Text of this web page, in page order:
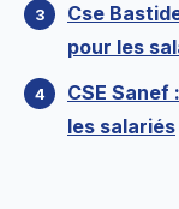
Cse
pour les
CSE
les salariés